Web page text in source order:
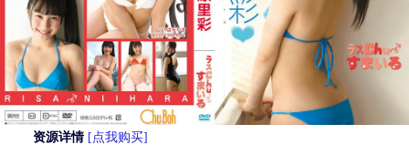
资源详情 [点我购买]